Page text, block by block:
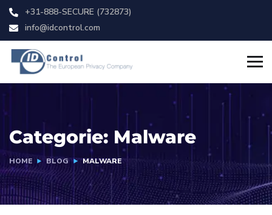
+31-888-SECURE (732873)
info@idcontrol.com
Categorie: Malware
HOME BLOG MALWARE